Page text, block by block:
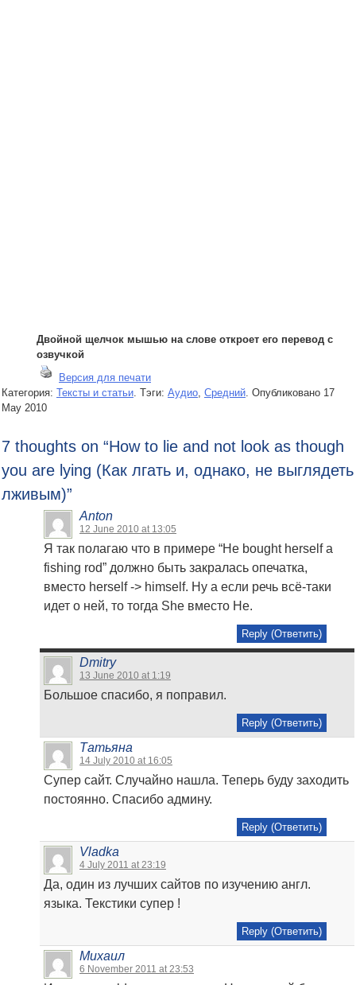
Двойной щелчок мышью на слове откроет его перевод с
озвучкой
Версия для печати
Категория: Тексты и статьи . Тэги: Аудио Средний Опубликовано 17
May 2010
7 thoughts on “How to lie and not look as though
you are lying (Как лгать и, однако, не выглядеть
лживым)”
Anton
12 June 2010 at 13:05
Я так полагаю что в примере “He bought herself a
fishing rod” должно быть закралась опечатка,
вместо herself -> himself. Ну а если речь всё-таки
идет о ней, то тогда She вместо He.
Reply (Ответить)
Dmitry
13 June 2010 at 1:19
Большое спасибо, я поправил.
Reply (Ответить)
Татьяна
14 July 2010 at 16:05
Супер сайт. Случайно нашла. Теперь буду заходить
постоянно. Спасибо админу.
Reply (Ответить)
Vladka
4 July 2011 at 23:19
Да, один из лучших сайтов по изучению англ.
языка. Текстики супер !
Reply (Ответить)
Михаил
6 November 2011 at 23:53